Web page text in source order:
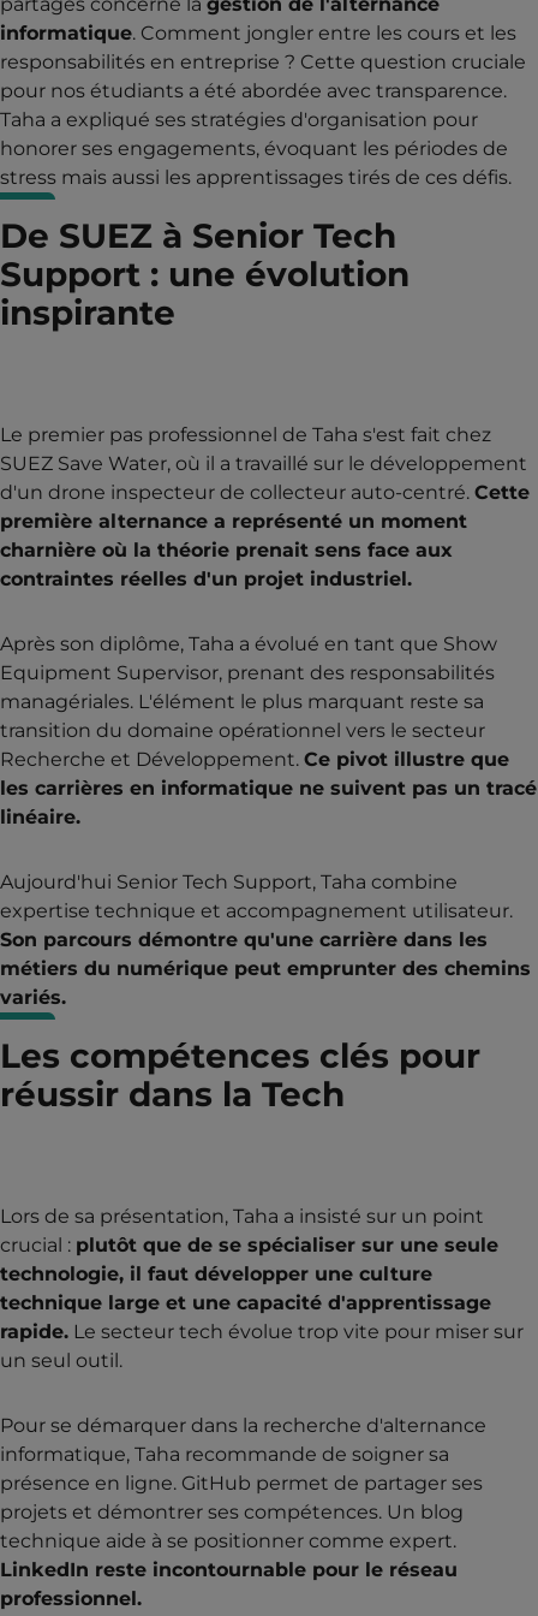
informatique. Comment jongler entre les cours et les
responsabilités en entreprise ? Cette question cruciale
pour nos étudiants a été abordée avec transparence.
Taha a expliqué ses stratégies d'organisation pour
honorer ses engagements, évoquant les périodes de
stress mais aussi les apprentissages tirés de ces défis.
De SUEZ à Senior Tech
Support : une évolution
inspirante
Le premier pas professionnel de Taha s'est fait chez
SUEZ Save Water, où il a travaillé sur le développement
d'un drone inspecteur de collecteur auto-centré. Cette
première alternance a représenté un moment
charnière où la théorie prenait sens face aux
contraintes réelles d'un projet industriel.
Après son diplôme, Taha a évolué en tant que Show
Equipment Supervisor, prenant des responsabilités
managériales. L'élément le plus marquant reste sa
transition du domaine opérationnel vers le secteur
Recherche et Développement. Ce pivot illustre que
les carrières en informatique ne suivent pas un tracé
linéaire.
Aujourd'hui Senior Tech Support, Taha combine
expertise technique et accompagnement utilisateur.
Son parcours démontre qu'une carrière dans les
métiers du numérique peut emprunter des chemins
variés.
Les compétences clés pour
réussir dans la Tech
Lors de sa présentation, Taha a insisté sur un point
crucial : plutôt que de se spécialiser sur une seule
technologie, il faut développer une culture
technique large et une capacité d'apprentissage
rapide. Le secteur tech évolue trop vite pour miser sur
un seul outil.
Pour se démarquer dans la recherche d'alternance
informatique, Taha recommande de soigner sa
présence en ligne. GitHub permet de partager ses
projets et démontrer ses compétences. Un blog
technique aide à se positionner comme expert.
LinkedIn reste incontournable pour le réseau
professionnel.